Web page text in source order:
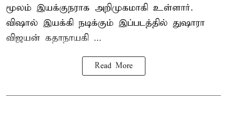
மூலம் இயக்குநராக அறிமுகமாகி உள்ளார்.
விஷால் இயக்கி நடிக்கும் இப்படத்தில் துஷாரா
விஜயன் கதாநாயகி ...
Read More